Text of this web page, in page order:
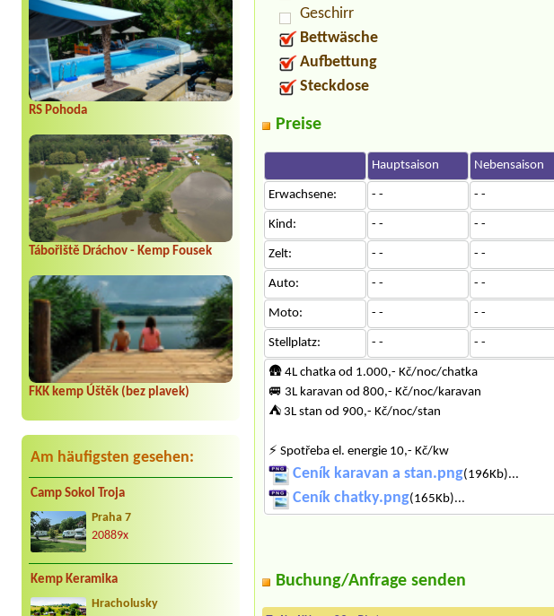
RS Pohoda
Tábořiště Dráchov - Kemp Fousek
FKK kemp Úštěk (bez plavek)
Am häufigsten gesehen:
Camp Sokol Troja
Praha 7
20889x
Kemp Keramika
Hracholusky
Geschirr
Bettwäsche
Aufbettung
Steckdose
Preise
Hauptsaison Nebensaison
Erwachsene: - - - -
Kind: - - - -
Zelt: - - - -
Auto: - - - -
Moto: - - - -
Stellplatz: - - - -
🛖 4L chatka od 1.000,- Kč/noc/chatka
🚐 3L karavan od 800,- Kč/noc/karavan
⛺ 3L stan od 900,- Kč/noc/stan
⚡️ Spotřeba el. energie 10,- Kč/kw
Ceník karavan a stan.png(196Kb)...
Ceník chatky.png(165Kb)...
Buchung/Anfrage senden